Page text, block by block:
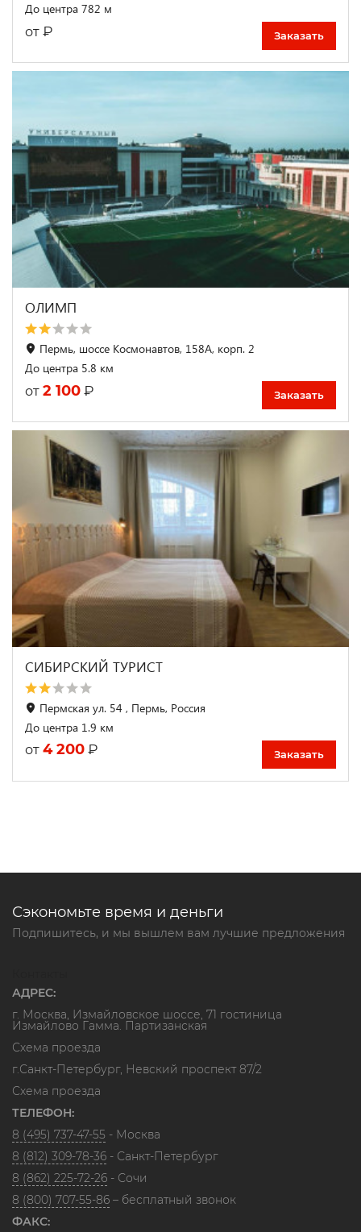
До центра 782 м
от ₽ Заказать
ОЛИМП
Пермь, шоссе Космонавтов, 158А, корп. 2
До центра 5.8 км
от 2 100 ₽ Заказать
СИБИРСКИЙ ТУРИСТ
Пермская ул. 54 , Пермь, Россия
До центра 1.9 км
от 4 200 ₽ Заказать
Сэкономьте время и деньги
Подпишитесь, и мы вышлем вам лучшие предложения
АДРЕС:
г. Москва, Измайловское шоссе, 71 гостиница
Измайлово Гамма. Партизанская
Схема проезда
г.Санкт-Петербург, Невский проспект 87/2
Схема проезда
ТЕЛЕФОН:
8 (495) 737-47-55 - Москва
8 (812) 309-78-36 - Санкт-Петербург
8 (862) 225-72-26 - Сочи
8 (800) 707-55-86 – бесплатный звонок
ФАКС: